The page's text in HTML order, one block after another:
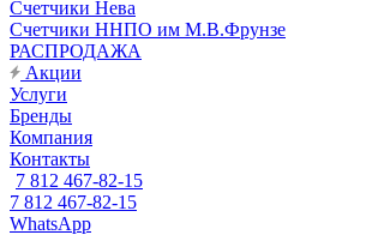
Счетчики Нева
Счетчики ННПО им М.В.Фрунзе
РАСПРОДАЖА
Акции
Услуги
Бренды
Компания
Контакты
7 812 467-82-15
7 812 467-82-15
WhatsApp